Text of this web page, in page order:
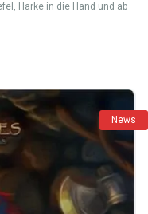
Harke in die Hand und ab
News